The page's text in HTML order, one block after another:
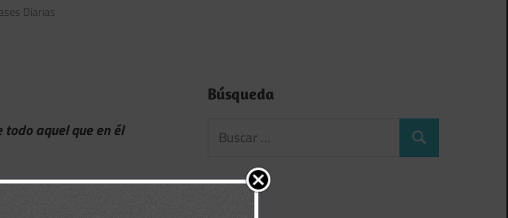
Diarias
aquel que en él
Búsqueda